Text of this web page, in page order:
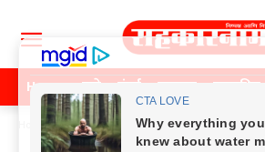
Home पुणे मुंबई महाराष्ट्र राजकीय
Home महाराष्ट्र